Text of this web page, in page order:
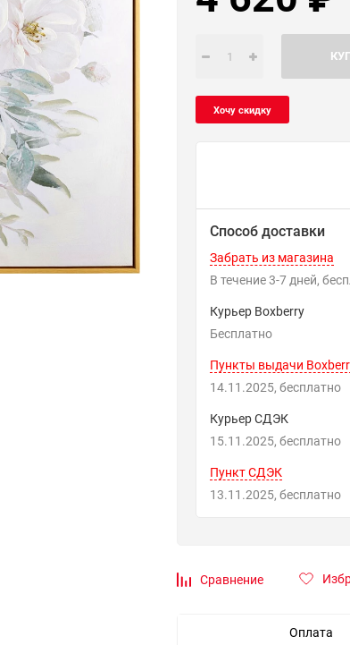
Способ доставки
Забрать из магазина
В течение3-7дней
Курьер Boxberry
Бесплатно
Пункты выдачи
14.11.2025
Бесплатно
Курьер СДЭК
15.11.2025
Бесплатно
Пункт СДЭК
13.11.2025
Бесплатно
Сравнение
Оплата